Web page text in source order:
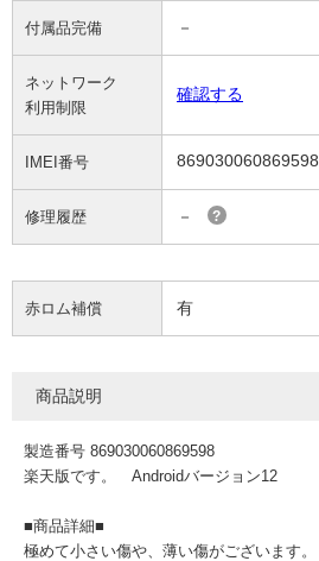
付属品完備 －
ネットワーク
利用制限
確認する
IMEI番号 869030060869598
修理履歴 － ?
赤ロム補償 有
商品説明
製造番号 869030060869598
楽天版です。 Androidバージョン12
■商品詳細■
極めて小さい傷や、薄い傷がございます。